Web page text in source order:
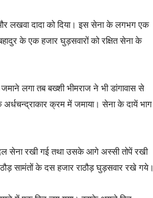
लखवा दादा को दिया। इस सेना के लगभग एक
के एक हजार घुड़सवारों को रक्षित सेना के
लगा तब बख्शी भीमराज ने भी डांगावास से
अर्धचन्द्राकार क्रम में जमाया। सेना के दायें भाग
सेना रखी गई तथा उसके आगे अस्सी तोपें रखी
सामंतों के दस हजार राठौड़ घुड़सवार रखे गये।